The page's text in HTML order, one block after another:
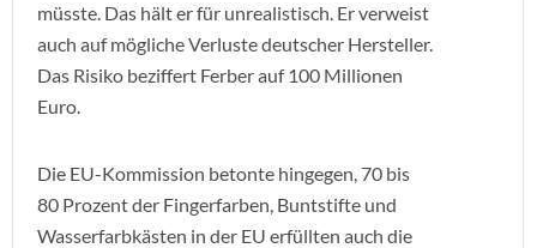
müsste. Das hält er für unrealistisch. Er verweist
auch auf mögliche Verluste deutscher Hersteller.
Das Risiko beziffert Ferber auf 100 Millionen
Euro.
Die EU-Kommission betonte hingegen, 70 bis
80 Prozent der Fingerfarben, Buntstifte und
Wasserfarbkästen in der EU erfüllten auch die